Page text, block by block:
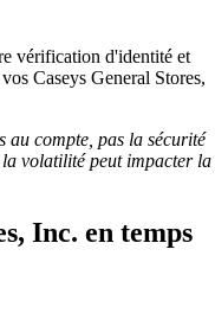
vérification d'identité et
Caseys General Stores,
au compte, pas la sécurité
la volatilité peut impacter la
Inc. en temps